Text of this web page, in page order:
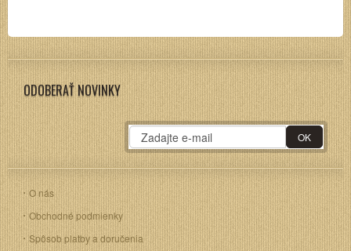
ODOBERAŤ NOVINKY
O nás
Obchodné podmienky
Spôsob platby a doručenia